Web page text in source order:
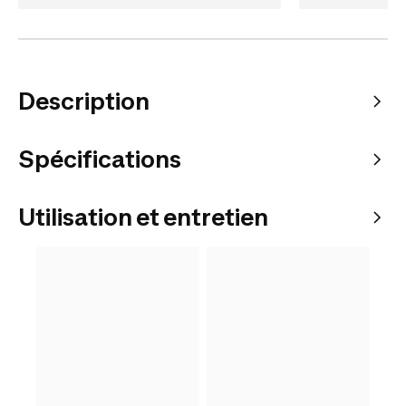
Description
Spécifications
Utilisation et entretien